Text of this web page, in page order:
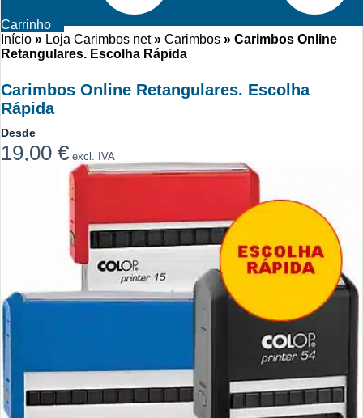
Carrinho
Início » Loja Carimbos net» Carimbos » Carimbos Online
Retangulares. Escolha Rápida
Carimbos Online Retangulares. Escolha
Rápida
Desde
19,00 € excl. IVA